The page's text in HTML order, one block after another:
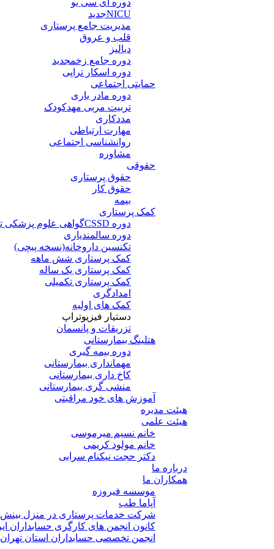
دوره آی سی یو
NICUجدید
مدیریت جامع پرستاری
قلب و عروق
دیالیز
دوره جامع زخمجدید
دوره اسکار تراپی
حمایتی اجتماعی
دوره مادر یاری
تربیت مربی مهدکودک
مددکاری
مهارت ارتباطی
روانشناسی اجتماعی
مشاوره
حقوقی
حقوق پرستاری
حقوق کار
بیمه
کمک پرستاری
دوره CSSD
گواهی علوم پزشکی
دوره سالمندیاری
تکنسین داروخانه(نسخه پیچی)
کمک پرستاری شش ماهه
کمک پرستاری یک ساله
کمک پرستاری تکمیلی
امدادگری
کمک های اولیه
دستیار فیزیوتراپ
تزریقات و پانسمان
هتلینگ بیمارستانی
دوره بیمه گیری
مهمانداری بیمارستانی
کاخ داری بیمارستانی
منشی گری بیمارستانی
آموزش های خود مراقبتی
هیئت مدیره
هیئت علمی
خانم نسیم میرموسی
خانم مولود کریمی
دکتر حجت نیکنام سرابی
درباره ما
همکاران ما
موسسه فیروزه
آپاما طب
شرکت خدمات پرستاری در منزل بینش
کانون انجمن های کارگری حسابداران
انجمن تخصصی حسابداران استان تهران